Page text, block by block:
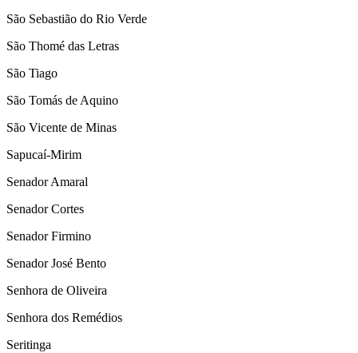
São Sebastião do Rio Verde
São Thomé das Letras
São Tiago
São Tomás de Aquino
São Vicente de Minas
Sapucaí-Mirim
Senador Amaral
Senador Cortes
Senador Firmino
Senador José Bento
Senhora de Oliveira
Senhora dos Remédios
Seritinga